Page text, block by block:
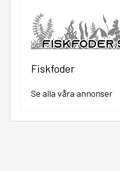
Fiskfoder
Se alla våra annonser